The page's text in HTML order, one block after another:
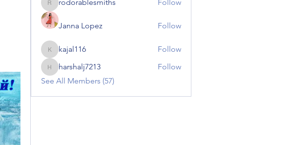
rodorablesmiths
rodorablesmiths Follow
Janna Lopez Follow
kajal116
kajal116 Follow
harshalj7213
harshalj7213
Follow
See All Members (57)